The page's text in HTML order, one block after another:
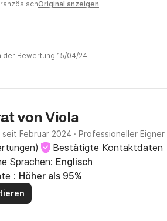
waren kaputt und machten
Problem mit der Steuerung auf
Transparenz hinsichtlich bestimmter
Mit besserer Wartung und klarerer
Original anzeigen
der Bewertung 15/04/24
von Viola
Februar 2024 · Professioneller Eigner
)
Bestätigte Kontaktdaten
Sprachen: Englisch
: Höher als 95%